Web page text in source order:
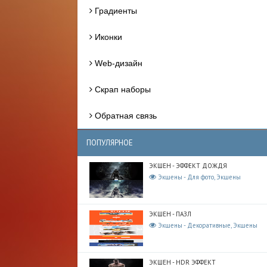
Градиенты
Иконки
Web-дизайн
Скрап наборы
Обратная связь
ПОПУЛЯРНОЕ
ЭКШЕН - ЭФФЕКТ ДОЖДЯ
Экшены - Для фото, Экшены
ЭКШЕН - ПАЗЛ
Экшены - Декоративные, Экшены
ЭКШЕН - HDR ЭФФЕКТ